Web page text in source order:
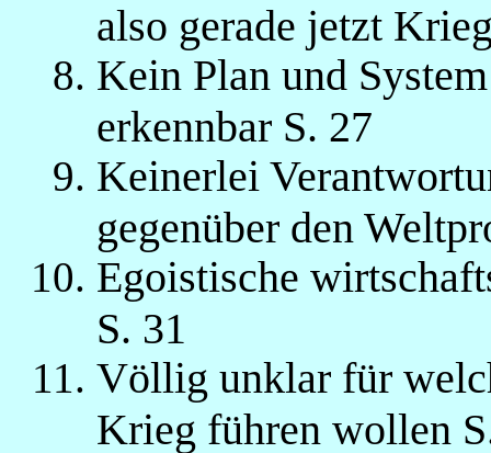
also gerade jetzt
Kein Plan und
erkennbar S. 27
Keinerlei
gegenüber den
Egoistische
S. 31
Völlig unklar für
Krieg führen wollen